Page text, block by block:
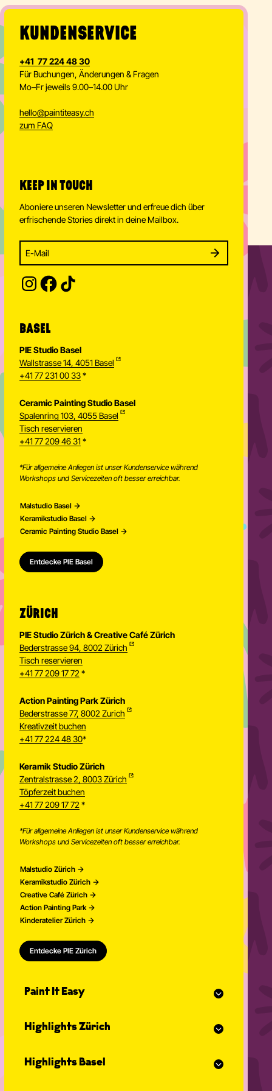
KUNDENSERVICE
+41 77 224 48 30
Für Buchungen, Änderungen & Fragen
Mo–Fr jeweils 9.00–14.00 Uhr
hello@paintiteasy.ch
zum FAQ
KEEP IN TOUCH
Aboniere unseren Newsletter und erfreue dich über
erfrischende Stories direkt in deine Mailbox.
Newsletter
Subscribe to our newsletter and stay updated.
Enter your email address to subscribe
SUBSCRIBE
BASEL
PIE Studio Basel
Wallstrasse 14, 4051 Basel
+41 77 231 00 33*
Ceramic Painting Studio Basel
Spalenring 103, 4055 Basel
Tisch reservieren
+41 77 209 46 31 *
*Für allgemeine Anliegen ist unser Kundenservice während
Workshops und Servicezeiten oft besser erreichbar.
Malstudio Basel
Keramikstudio Basel
Ceramic Painting Studio Basel
Entdecke PIE Basel
ZÜRICH
PIE Studio Zürich & Creative Café Zürich
Bederstrasse 94, 8002 Zürich
Tisch reservieren
+41 77 209 17 72 *
Action Painting Park Zürich
Bederstrasse 77, 8002 Zurich
Kreativzeit buchen
+41 77 224 48 30*
Keramik Studio Zürich
Zentralstrasse 2, 8003 Zürich
Töpferzeit buchen
+41 77 209 17 72 *
*Für allgemeine Anliegen ist unser Kundenservice während
Workshops und Servicezeiten oft besser erreichbar.
Malstudio Zürich
Keramikstudio Zürich
Creative Café Zürich
Action Painting Park
Kinderatelier Zürich
Entdecke PIE Zürich
Paint It Easy
Eventplaner für Feiern
Offenes Atelier
Community Events
Highlights Zürich
Malen für Erwachsene
Highlights Basel